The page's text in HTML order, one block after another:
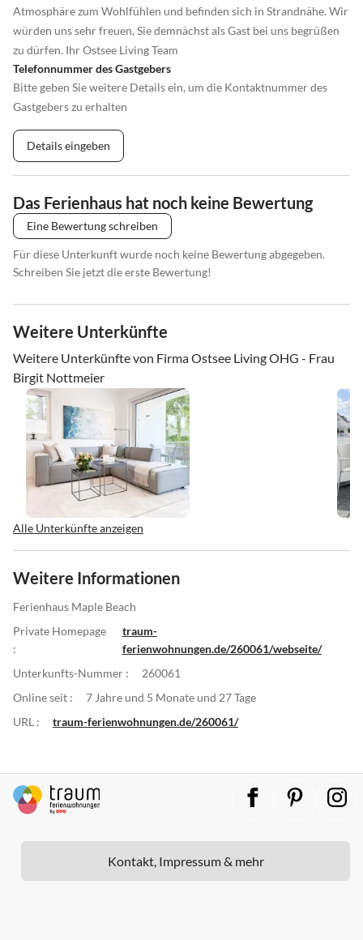
Atmosphäre zum Wohlfühlen und befinden sich in Strandnähe. Wir
würden uns sehr freuen, Sie demnächst als Gast bei uns begrüßen
zu dürfen. Ihr Ostsee Living Team
Telefonnummer des Gastgebers
Bitte geben Sie weitere Details ein, um die Kontaktnummer des
Gastgebers zu erhalten
Details eingeben
Das Ferienhaus hat noch keine Bewertung
Eine Bewertung schreiben
Für diese Unterkunft wurde noch keine Bewertung abgegeben.
Schreiben Sie jetzt die erste Bewertung!
Weitere Unterkünfte
Weitere Unterkünfte von Firma Ostsee Living OHG - Frau
Birgit Nottmeier
Alle Unterkünfte anzeigen
Weitere Informationen
Ferienhaus Maple Beach
Private Homepage
:
traum-
ferienwohnungen.de/260061/webseite/
Unterkunfts-Nummer :
260061
Online seit :
7 Jahre und 5 Monate und 27 Tage
URL :
traum-ferienwohnungen.de/260061/
Kontakt, Impressum & mehr